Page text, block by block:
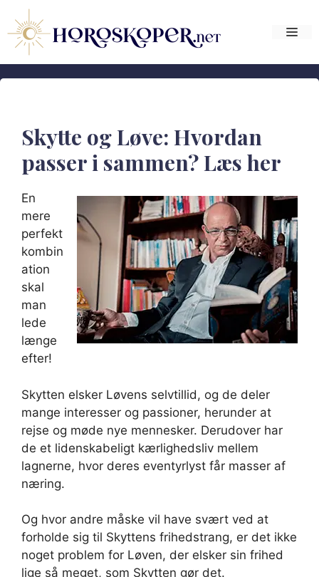
indhold
Skytte og Løve: Hvordan
passer i sammen? Læs her
En
mere
perfekt
kombin
ation
skal
man
lede
længe
efter!
Skytten elsker Løvens selvtillid, og de deler
mange interesser og passioner, herunder at
rejse og møde nye mennesker. Derudover har
de et lidenskabeligt kærlighedsliv mellem
lagnerne, hvor deres eventyrlyst får masser af
næring.
Og hvor andre måske vil have svært ved at
forholde sig til Skyttens frihedstrang, er det ikke
noget problem for Løven, der elsker sin frihed
lige så meget, som Skytten gør det.